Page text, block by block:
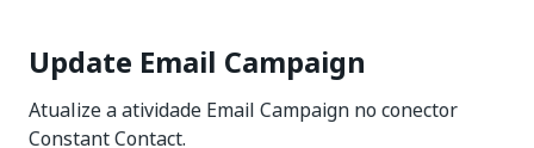
Update Email Campaign
Atualize a atividade Email Campaign no conector
Constant Contact.